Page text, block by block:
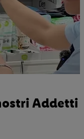
Addetti